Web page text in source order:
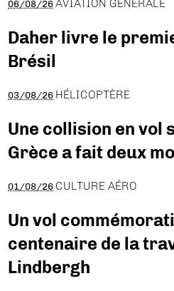
06/08/26 AVIATION GÉNÉRALE
Daher livre le
Brésil
03/08/26 HÉLICOPTÈRE
Une collision en vol
Grèce a fait deux
01/08/26 CULTURE AÉRO
Un vol
centenaire de la
Lindbergh